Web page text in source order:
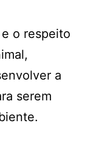
o respeito
a
serem